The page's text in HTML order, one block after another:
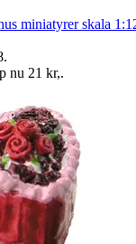
miniatyrer skala
.
nu 21 kr,.